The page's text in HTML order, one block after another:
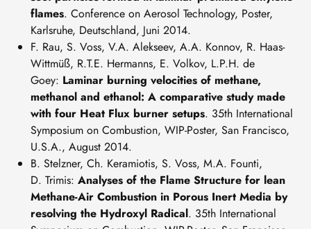
flames. Conference on Aerosol Technology, Poster,
Karlsruhe, Deutschland, Juni 2014.
F. Rau, S. Voss, V.A. Alekseev, A.A. Konnov, R. Haas-
Wittmüß, R.T.E. Hermanns, E. Volkov, L.P.H. de
Goey: Laminar burning velocities of methane,
methanol and ethanol: A comparative study made
with four Heat Flux burner setups. 35th International
Symposium on Combustion, WIP-Poster, San Francisco,
U.S.A., August 2014.
B. Stelzner, Ch. Keramiotis, S. Voss, M.A. Founti,
D. Trimis: Analyses of the Flame Structure for lean
Methane-Air Combustion in Porous Inert Media by
resolving the Hydroxyl Radical. 35th International